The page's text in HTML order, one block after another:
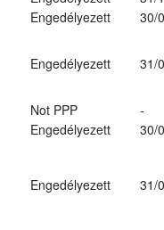
Engedélyezett
30/
Engedélyezett 31/
Not PPP
-
Engedélyezett
30/
Engedélyezett 31/